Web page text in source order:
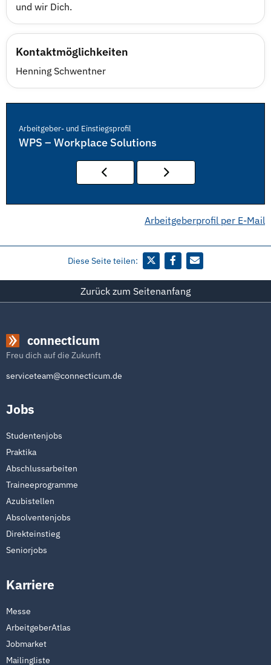
und wir Dich.
Kontaktmöglichkeiten
Henning Schwentner
Arbeitgeber- und Einstiegsprofil
WPS – Workplace Solutions
Arbeitgeberprofil per E-Mail
Diese Seite teilen:
Zurück zum Seitenanfang
connecticum
Freu dich auf die Zukunft
serviceteam@connecticum.de
Jobs
Studentenjobs
Praktika
Abschlussarbeiten
Traineeprogramme
Azubistellen
Absolventenjobs
Direkteinstieg
Seniorjobs
Karriere
Messe
ArbeitgeberAtlas
Jobmarket
Mailingliste